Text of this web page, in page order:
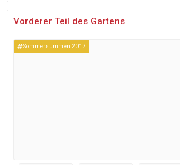
Vorderer Teil des Gartens
Sommersummen 2017